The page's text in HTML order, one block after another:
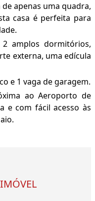
apenas uma quadra,
casa é perfeita para
amplos dormitórios,
externa, uma edícula
e 1 vaga de garagem.
ao Aeroporto de
e com fácil acesso às